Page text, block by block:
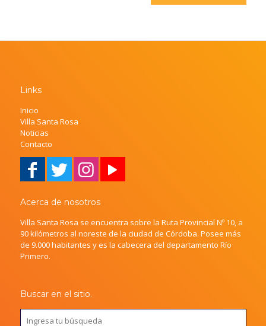
Links
Inicio
Villa Santa Rosa
Noticias
Contacto
Acerca de nosotros
Villa Santa Rosa se encuentra sobre la Ruta Provincial Nº 10, a
90 kilómetros al noreste de la ciudad de Córdoba. Posee más
de 9.000 habitantes y es la cabecera del departamento Río
Primero.
Buscar en el sitio.